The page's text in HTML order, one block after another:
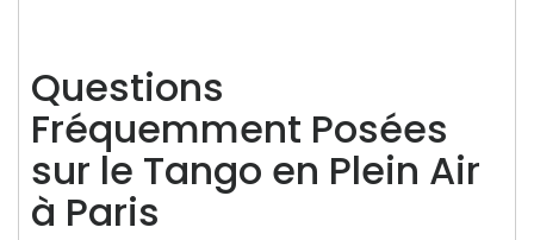
Questions
Fréquemment Posées
sur le Tango en Plein Air
à Paris